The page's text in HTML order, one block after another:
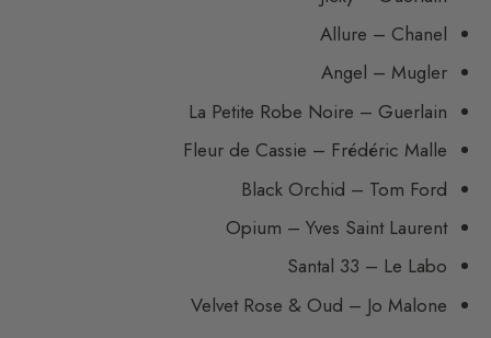
Allure – Chanel
Angel – Mugler
La Petite Robe Noire – Guerlain
Fleur de Cassie – Frédéric Malle
Black Orchid – Tom Ford
Opium – Yves Saint Laurent
Santal 33 – Le Labo
Velvet Rose & Oud – Jo Malone